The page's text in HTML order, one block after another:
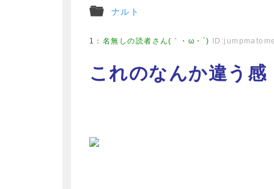
ナルト
1 ： 名無しの読者さん(｀・ω・´)
これのなんか違う感